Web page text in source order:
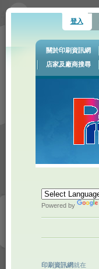
登入
關於印刷資訊網
店家及廠商搜尋
Powered by
印刷資訊網就在